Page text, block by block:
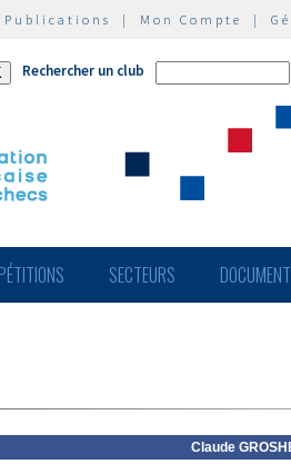
Publications | Mon Compte |
Rechercher un club
SECTEURS
Claude